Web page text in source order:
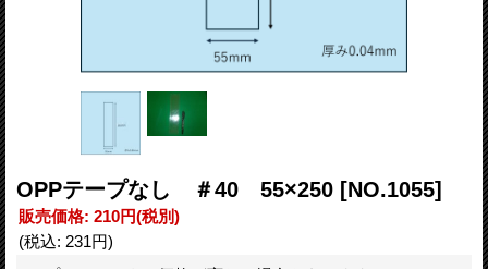
OPPテープなし ＃40 55×250 [NO.1055]
販売価格: 210円(税別)
(税込: 231円)